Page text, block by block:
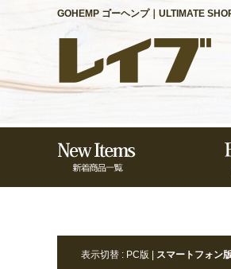
GOHEMP ゴーヘンプ｜ULTIMATE
表示切替 : PC版 | スマートフォン